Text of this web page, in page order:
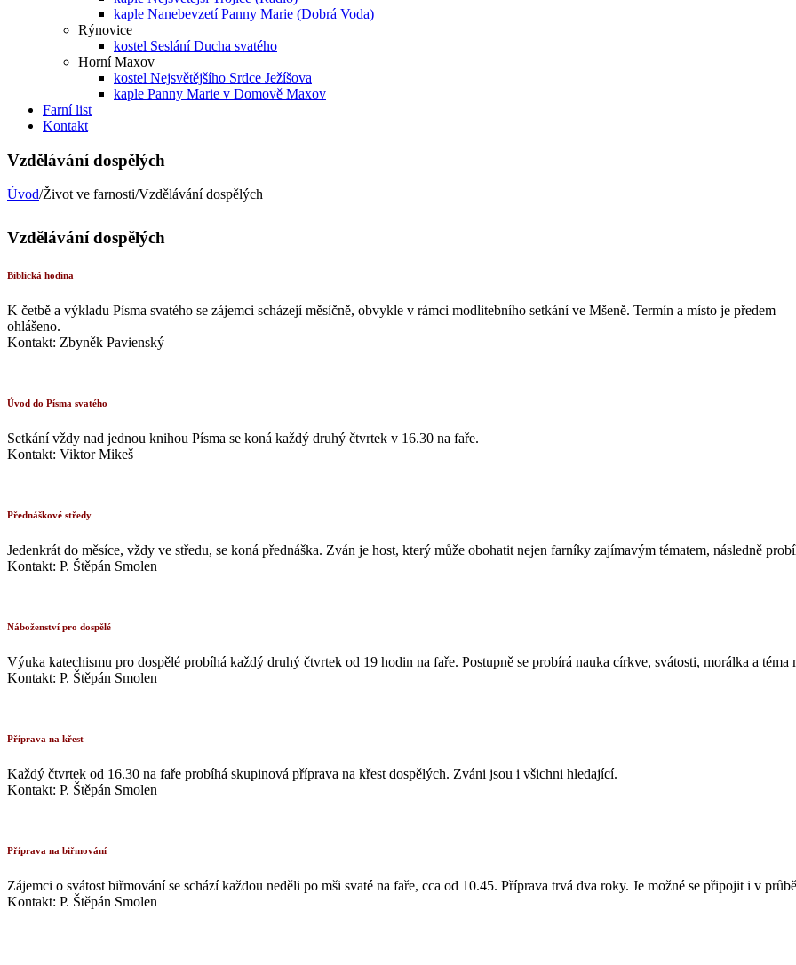
kaple Nanebevzetí Panny Marie (Dobrá Voda)
Rýnovice
kostel Seslání Ducha svatého
Horní Maxov
kostel Nejsvětějšího Srdce Ježíšova
kaple Panny Marie v Domově Maxov
Farní list
Kontakt
Vzdělávání dospělých
Úvod/Život ve farnosti/Vzdělávání dospělých
Vzdělávání dospělých
Biblická hodina
K četbě a výkladu Písma svatého se zájemci scházejí měsíčně, obvykle v rámci modlitebního setkání ve Mšeně. Termín a místo je předem
ohlášeno.
Kontakt: Zbyněk Pavienský
Úvod do Písma svatého
Setkání vždy nad jednou knihou Písma se koná každý druhý čtvrtek v 16.30 na faře.
Kontakt: Viktor Mikeš
Přednáškové středy
Jedenkrát do měsíce, vždy ve středu, se koná přednáška. Zván je host, který může obohatit nejen farníky zajímavým tématem, následně
Kontakt: P. Štěpán Smolen
Náboženství pro dospělé
Výuka katechismu pro dospělé probíhá každý druhý čtvrtek od 19 hodin na faře. Postupně se probírá nauka církve, svátosti, morálka a téma
Kontakt: P. Štěpán Smolen
Příprava na křest
Každý čtvrtek od 16.30 na faře probíhá skupinová příprava na křest dospělých. Zváni jsou i všichni hledající.
Kontakt: P. Štěpán Smolen
Příprava na biřmování
Zájemci o svátost biřmování se schází každou neděli po mši svaté na faře, cca od 10.45. Příprava trvá dva roky. Je možné se připojit i v
Kontakt: P. Štěpán Smolen